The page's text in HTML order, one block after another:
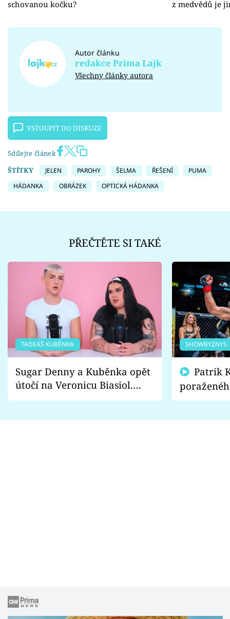
schovanou kočku? z medvědů je
Autor článku
redakce Prima Lajk
Všechny články autora
VSTOUPIT DO DISKUZE
Sdílejte článek
ŠTÍTKY
JELEN PAROHY ŠELMA ŘEŠENÍ
PUMA
HÁDANKA
OBRÁZEK OPTICKÁ HÁDANKA
PŘEČTĚTE SI TAKÉ
TADEÁŠ KUBĚNKA
Sugar Denny a Kuběnka opět
útočí na Veronicu Biasiol.
Proč je podle nich falešná a
SHOWBYZNYS
fanoušci